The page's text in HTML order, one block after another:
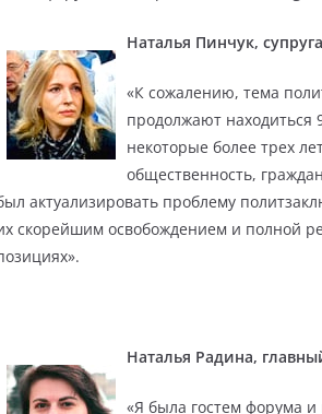
Наталья Пинчук,
«К сожалению, тема
продолжают находиться
некоторые более трех
общественность,
актуализировать проблему
скорейшим освобождением и полной
Наталья Радина,
«Я была гостем форума